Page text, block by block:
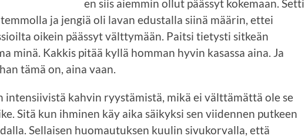
en siis aiemmin ollut päässyt kokemaan. Setti
ja jengiä oli lavan edustalla siinä määrin, ettei
oikein päässyt välttymään. Paitsi tietysti sitkeän
minä. Kakkis pitää kyllä homman hyvin kasassa aina. Ja
tämä on, aina vaan.
intensiivistä kahvin ryystämistä, mikä ei välttämättä ole se
Sitä kun ihminen käy aika säikyksi sen viidennen putkeen
Sellaisen huomautuksen kuulin sivukorvalla, että